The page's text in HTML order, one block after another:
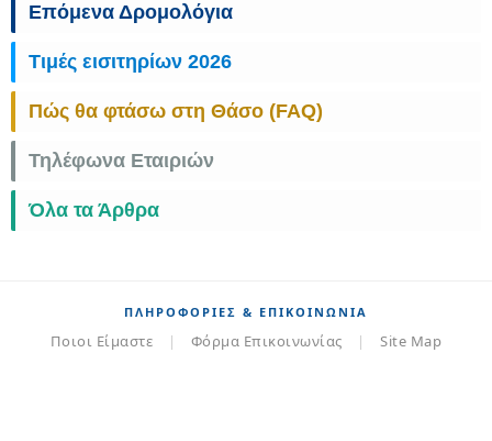
Επόμενα Δρομολόγια
Τιμές εισιτηρίων 2026
Πώς θα φτάσω στη Θάσο (FAQ)
Τηλέφωνα Εταιριών
Όλα τα Άρθρα
ΠΛΗΡΟΦΟΡΊΕΣ & ΕΠΙΚΟΙΝΩΝΊΑ
Ποιοι Είμαστε | Φόρμα Επικοινωνίας | Site Map